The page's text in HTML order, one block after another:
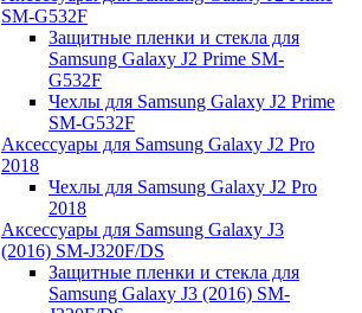
SM-G532F
Защитные пленки и стекла для
Samsung Galaxy J2 Prime SM-
G532F
Чехлы для Samsung Galaxy J2 Prime
SM-G532F
Аксессуары для Samsung Galaxy J2 Pro
2018
Чехлы для Samsung Galaxy J2 Pro
2018
Аксессуары для Samsung Galaxy J3
(2016) SM-J320F/DS
Защитные пленки и стекла для
Samsung Galaxy J3 (2016) SM-